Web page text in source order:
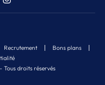
Tous droits réservés
Recrutement
Bons plans